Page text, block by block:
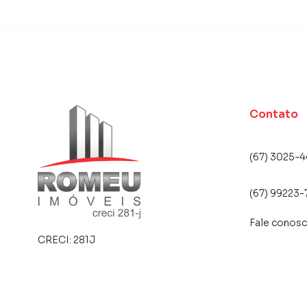
praticidade de fazer tudo online, direto do
inovadoras para simplificar a relação de
imobiliário.
Anuncie seu imóvel! É fácil, rápido e gratuito!
em diversas cidades do Brasil, incluindo Campo
CRECI: 281J
Contato
(67) 3025-
(67) 99223-
Fale